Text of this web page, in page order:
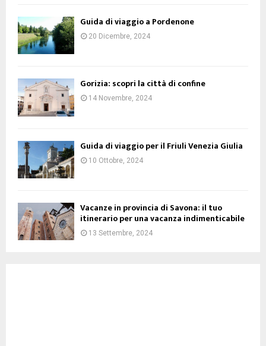
Guida di viaggio a Pordenone
20 Dicembre, 2024
Gorizia: scopri la città di confine
14 Novembre, 2024
Guida di viaggio per il Friuli Venezia Giulia
10 Ottobre, 2024
Vacanze in provincia di Savona: il tuo
itinerario per una vacanza indimenticabile
13 Settembre, 2024